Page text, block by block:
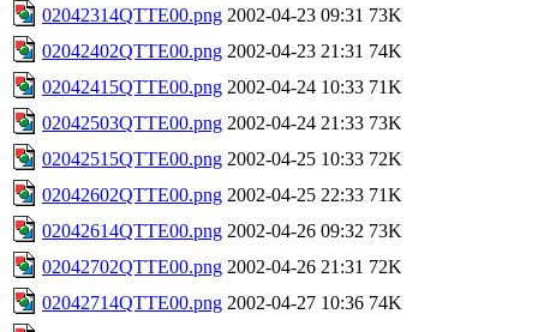
02042314QTTE00.png 2002-04-23 09:31 73K
02042402QTTE00.png 2002-04-23 21:31 74K
02042415QTTE00.png 2002-04-24 10:33 71K
02042503QTTE00.png 2002-04-24 21:33 73K
02042515QTTE00.png 2002-04-25 10:33 72K
02042602QTTE00.png 2002-04-25 22:33 71K
02042614QTTE00.png 2002-04-26 09:32 73K
02042702QTTE00.png 2002-04-26 21:31 72K
02042714QTTE00.png 2002-04-27 10:36 74K